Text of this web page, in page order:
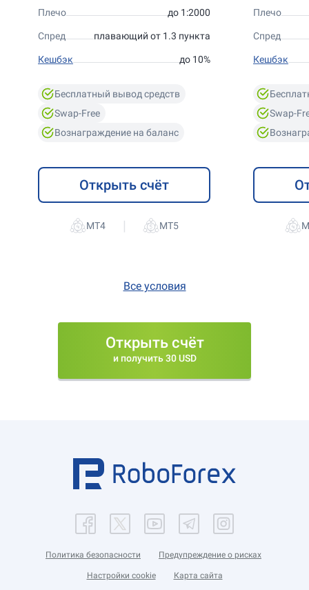
Плечо до 1:2000
Спред плавающий от 1.3 пункта
Кешбэк до 10%
Бесплатный вывод средств
Swap-Free
Вознаграждение на баланс
Открыть счёт
|
Плечо
Спред
Кешбэк
Swap-
Все условия
Открыть счёт
и получить 30 USD
Политика безопасности Предупреждение о рисках
Настройки cookie Карта сайта